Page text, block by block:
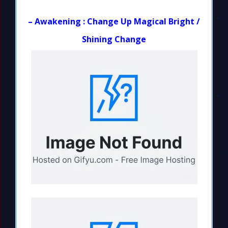
– Awakening : Change Up Magical Bright /
Shining Change